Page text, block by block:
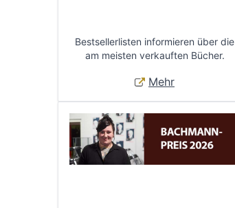
Bestsellerlisten informieren über die
am meisten verkauften Bücher.
Mehr